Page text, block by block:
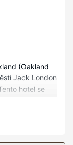
(Oakland
Jack London
hotel se
lednička a